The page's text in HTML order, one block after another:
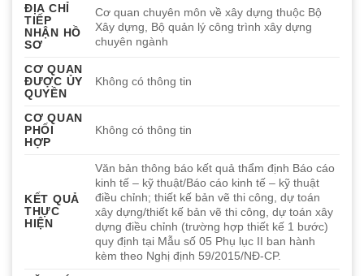
ĐỊA CHỈ
TIẾP
NHẬN HỒ
SƠ
Cơ quan chuyên môn về xây dựng thuộc Bộ
Xây dựng, Bộ quản lý công trình xây dựng
chuyên ngành
CƠ QUAN
ĐƯỢC ỦY
QUYỀN
Không có thông tin
CƠ QUAN
PHỐI
HỢP
Không có thông tin
KẾT QUẢ
THỰC
HIỆN
Văn bản thông báo kết quả thẩm định Báo cáo
kinh tế – kỹ thuật/Báo cáo kinh tế – kỹ thuật
điều chỉnh; thiết kế bản vẽ thi công, dự toán
xây dựng/thiết kế bản vẽ thi công, dự toán xây
dựng điều chỉnh (trường hợp thiết kế 1 bước)
quy định tại Mẫu số 05 Phụ lục II ban hành
kèm theo Nghị định 59/2015/NĐ-CP.